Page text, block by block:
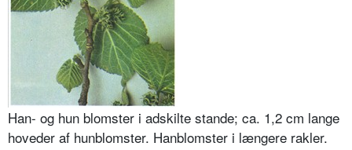
Han- og hun blomster i adskilte stande; ca. 1,2 cm lange
hoveder af hunblomster. Hanblomster i længere rakler.